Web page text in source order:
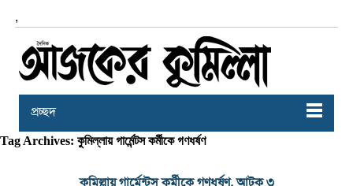
,
প্রচ্ছদ
Tag Archives: কুমিল্লায় গার্মেন্টস কর্মীকে গণধর্ষণ
কুমিল্লায় গার্মেন্টস কর্মীকে গণধর্ষণ, আটক ৩